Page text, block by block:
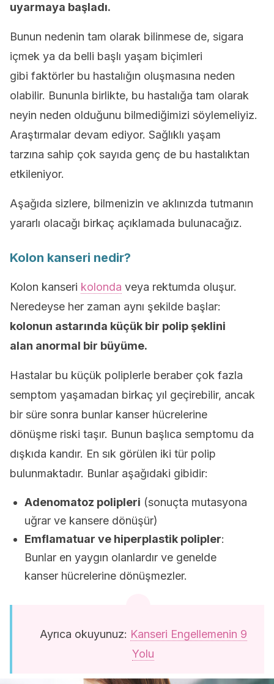
uyarmaya başladı.
Bunun nedenin tam olarak bilinmese de, sigara
içmek ya da belli başlı yaşam biçimleri
gibi faktörler bu hastalığın oluşmasına neden
olabilir. Bununla birlikte, bu hastalığa tam olarak
neyin neden olduğunu bilmediğimizi söylemeliyiz.
Araştırmalar devam ediyor. Sağlıklı yaşam
tarzına sahip çok sayıda genç de bu hastalıktan
etkileniyor.
Aşağıda sizlere, bilmenizin ve aklınızda tutmanın
yararlı olacağı birkaç açıklamada bulunacağız.
Kolon kanseri nedir?
Kolon kanseri kolonda veya rektumda oluşur.
Neredeyse her zaman aynı şekilde başlar:
kolonun astarında küçük bir polip şeklini
alan anormal bir büyüme.
Hastalar bu küçük poliplerle beraber çok fazla
semptom yaşamadan birkaç yıl geçirebilir, ancak
bir süre sonra bunlar kanser hücrelerine
dönüşme riski taşır. Bunun başlıca semptomu da
dışkıda kandır. En sık görülen iki tür polip
bulunmaktadır. Bunlar aşağıdaki gibidir:
Adenomatoz polipleri (sonuçta mutasyona
uğrar ve kansere dönüşür)
Emflamatuar ve hiperplastik polipler:
Bunlar en yaygın olanlardır ve genelde
kanser hücrelerine dönüşmezler.
Ayrıca okuyunuz: Kanseri Engellemenin 9
Yolu